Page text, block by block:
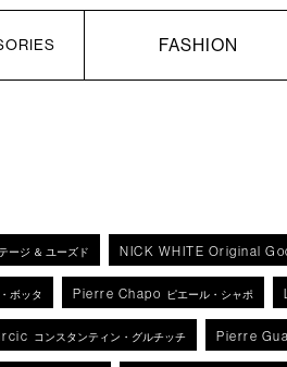
FASHION
ージ ＆ ユーズド NICK WHITE Original
ボッタ Pierre Chapo ピエール・シャポ
コンスタンティン・グルチッチ Pierre